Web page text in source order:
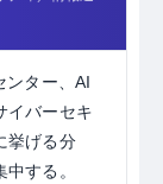
ンター、AI
イバーセキ
挙げる分
する。